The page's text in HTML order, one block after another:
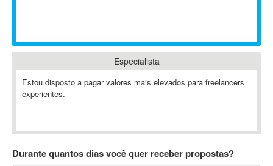
Ableton Live
Abstract
Abstract Window Toolkit (AWT)
AC Drives
ACARS
Especialista
Estou disposto a pagar valores mais elevados para freelancers
experientes.
Durante quantos dias você quer receber propostas?